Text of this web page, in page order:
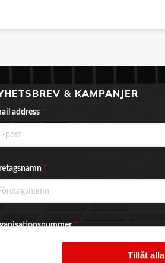
Tillåt alla
& KAMPANJER
address *
*
*